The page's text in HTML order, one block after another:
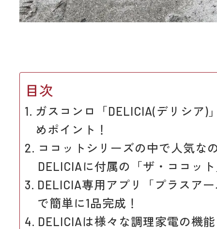
目次
ガスコンロ「DELICIA(デリシア)
めポイント！
ココットシリーズの中で人気な
DELICIAに付属の「ザ・ココッ
DELICIA専用アプリ「プラスア
で簡単に1品完成！
DELICIAは様々な調理家電の機